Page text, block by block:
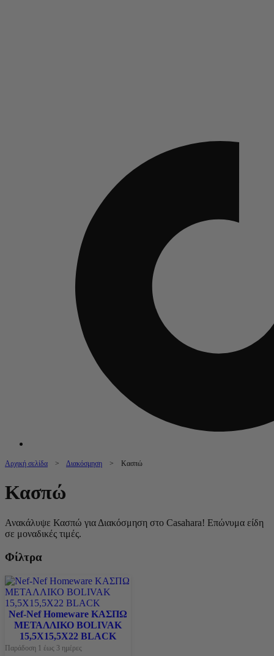
Αρχική σελίδα > Διακόσμηση > Κασπώ
Κασπώ
Ανακάλυψε Κασπώ για Διακόσμηση στο Casahara! Επώνυμα είδη
σε μοναδικές τιμές.
Φίλτρα
Nef-Nef Homeware ΚΑΣΠΩ
ΜΕΤΑΛΛΙΚΟ BOLIVAK
15,5Χ15,5Χ22 BLACK
Παράδοση 1 έως 3 ημέρες